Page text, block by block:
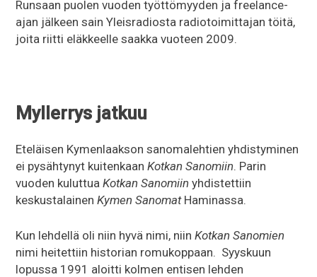
Runsaan puolen vuoden työttömyyden ja freelance-
ajan jälkeen sain Yleisradiosta radiotoimittajan töitä,
joita riitti eläkkeelle saakka vuoteen 2009.
Myllerrys jatkuu
Eteläisen Kymenlaakson sanomalehtien yhdistyminen
ei pysähtynyt kuitenkaanKotkan Sanomiin. Parin
vuoden kuluttuaKotkan Sanomiin yhdistettiin
keskustalainenKymen SanomatHaminassa.
Kun lehdellä oli niin hyvä nimi, niinKotkan Sanomien
nimi heitettiin historian romukoppaan. Syyskuun
lopussa 1991 aloitti kolmen entisen lehden